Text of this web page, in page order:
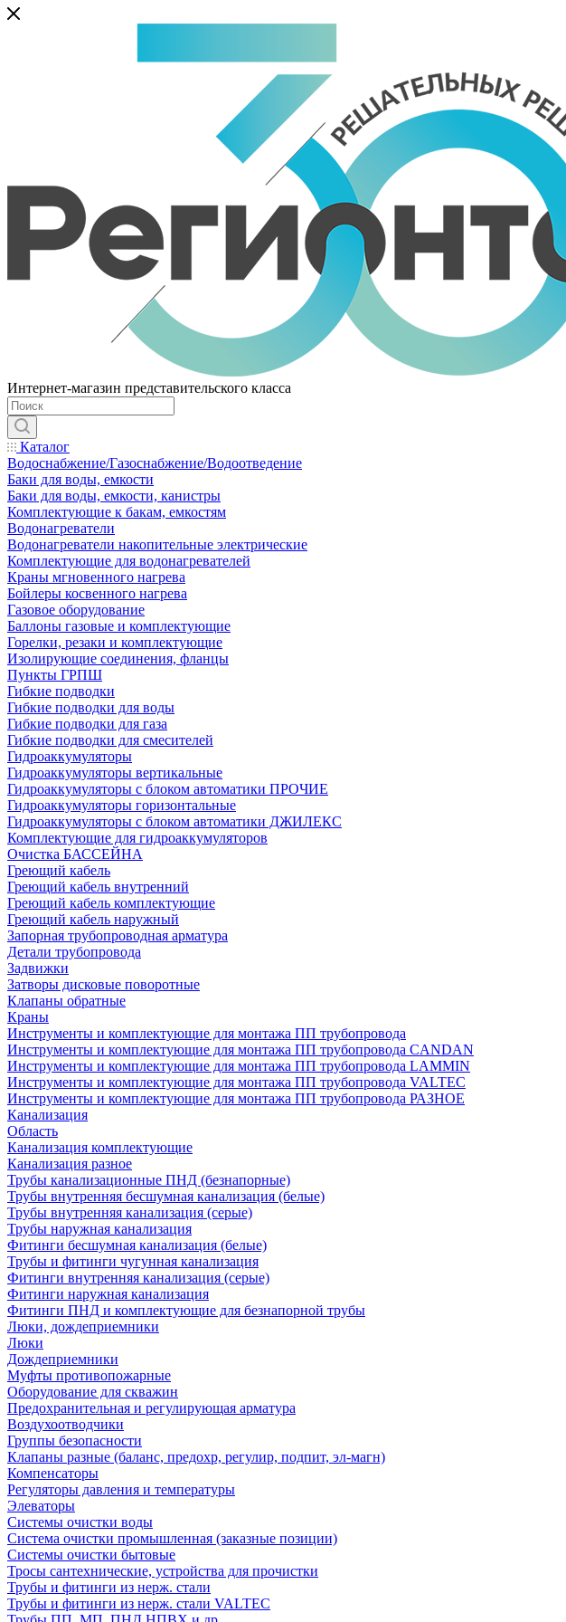
Интернет-магазин представительского класса
Каталог
Водоснабжение/Газоснабжение/Водоотведение
Баки для воды, емкости
Баки для воды, емкости, канистры
Комплектующие к бакам, емкостям
Водонагреватели
Водонагреватели накопительные электрические
Комплектующие для водонагревателей
Краны мгновенного нагрева
Бойлеры косвенного нагрева
Газовое оборудование
Баллоны газовые и комплектующие
Горелки, резаки и комплектующие
Изолирующие соединения, фланцы
Пункты ГРПШ
Гибкие подводки
Гибкие подводки для воды
Гибкие подводки для газа
Гибкие подводки для смесителей
Гидроаккумуляторы
Гидроаккумуляторы вертикальные
Гидроаккумуляторы с блоком автоматики ПРОЧИЕ
Гидроаккумуляторы горизонтальные
Гидроаккумуляторы с блоком автоматики ДЖИЛЕКС
Комплектующие для гидроаккумуляторов
Очистка БАССЕЙНА
Греющий кабель
Греющий кабель внутренний
Греющий кабель комплектующие
Греющий кабель наружный
Запорная трубопроводная арматура
Детали трубопровода
Задвижки
Затворы дисковые поворотные
Клапаны обратные
Краны
Инструменты и комплектующие для монтажа ПП трубопровода
Инструменты и комплектующие для монтажа ПП трубопровода CANDAN
Инструменты и комплектующие для монтажа ПП трубопровода LAMMIN
Инструменты и комплектующие для монтажа ПП трубопровода VALTEC
Инструменты и комплектующие для монтажа ПП трубопровода РАЗНОЕ
Канализация
Область
Канализация комплектующие
Канализация разное
Трубы канализационные ПНД (безнапорные)
Трубы внутренняя бесшумная канализация (белые)
Трубы внутренняя канализация (серые)
Трубы наружная канализация
Фитинги бесшумная канализация (белые)
Трубы и фитинги чугунная канализация
Фитинги внутренняя канализация (серые)
Фитинги наружная канализация
Фитинги ПНД и комплектующие для безнапорной трубы
Люки, дождеприемники
Люки
Дождеприемники
Муфты противопожарные
Оборудование для скважин
Предохранительная и регулирующая арматура
Воздухоотводчики
Группы безопасности
Клапаны разные (баланс, предохр, регулир, подпит, эл-магн)
Компенсаторы
Регуляторы давления и температуры
Элеваторы
Системы очистки воды
Система очистки промышленная (заказные позиции)
Системы очистки бытовые
Тросы сантехнические, устройства для прочистки
Трубы и фитинги из нерж. стали
Трубы и фитинги из нерж. стали VALTEC